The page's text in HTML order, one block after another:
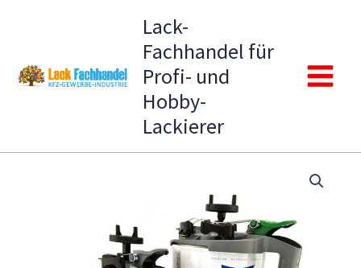
Lack-
Fachhandel für
Profi- und
Hobby-
Lackierer
Main